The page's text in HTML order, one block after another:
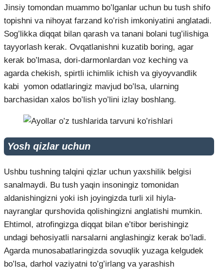
Jinsiy tomondan muammo bo’lganlar uchun bu tush shifo
topishni va nihoyat farzand ko’rish imkoniyatini anglatadi.
Sog’likka diqqat bilan qarash va tanani bolani tug’ilishiga
tayyorlash kerak. Ovqatlanishni kuzatib boring, agar
kerak bo’lmasa, dori-darmonlardan voz keching va
agarda chekish, spirtli ichimlik ichish va giyoyvandlik
kabi yomon odatlaringiz mavjud bo’lsa, ularning
barchasidan xalos bo’lish yo’lini izlay boshlang.
Yosh qizlar uchun
Ushbu tushning talqini qizlar uchun yaxshilik belgisi
sanalmaydi. Bu tush yaqin insoningiz tomonidan
aldanishingizni yoki ish joyingizda turli xil hiyla-
nayranglar qurshovida qolishingizni anglatishi mumkin.
Ehtimol, atrofingizga diqqat bilan e’tibor berishingiz
undagi behosiyatli narsalarni anglashingiz kerak bo’ladi.
Agarda munosabatlaringizda sovuqlik yuzaga kelgudek
bo’lsa, darhol vaziyatni to’g’irlang va yarashish